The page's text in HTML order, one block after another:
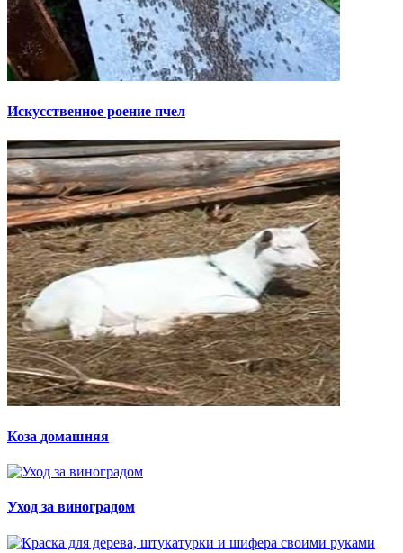
Искусственное роение пчел
Коза домашняя
Уход за виноградом